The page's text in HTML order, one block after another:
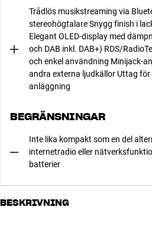
Trådlös musikstreaming via
stereohögtalare Snygg finish i
Elegant OLED-display med
och DAB inkl. DAB+) RDS/
och enkel användning Minijack-
andra externa ljudkällor Uttag för
anläggning
BEGRÄNSNINGAR
Inte lika kompakt som en del
internetradio eller
batterier
BESKRIVNING